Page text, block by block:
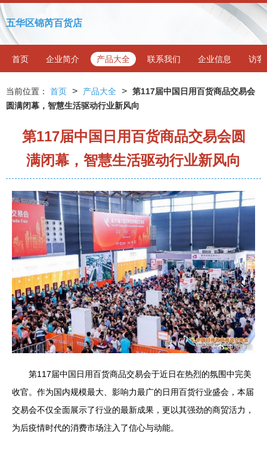
五华区锦芮百货店
首页 企业简介 产品大全 联系我们 企业信息 访客
当前位置： 首页 > 产品大全 > 第117届中国日用百货商品交易会
圆满闭幕，智慧生活驱动行业新风向
第117届中国日用百货商品交易会圆
满闭幕，智慧生活驱动行业新风向
第117届中国日用百货商品交易会于近日在热烈的氛围中完美
收官。作为国内规模最大、影响力最广的日用百货行业盛会，本届
交易会不仅全面展示了行业的最新成果，更以其强劲的商贸活力，
为后疫情时代的消费市场注入了信心与动能。